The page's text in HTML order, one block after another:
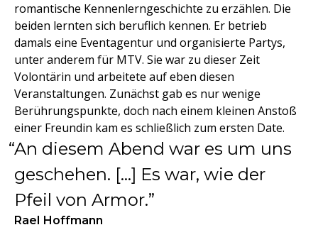
romantische Kennenlerngeschichte zu erzählen. Die
beiden lernten sich beruflich kennen. Er betrieb
damals eine Eventagentur und organisierte Partys,
unter anderem für MTV. Sie war zu dieser Zeit
Volontärin und arbeitete auf eben diesen
Veranstaltungen. Zunächst gab es nur wenige
Berührungspunkte, doch nach einem kleinen Anstoß
einer Freundin kam es schließlich zum ersten Date.
An diesem Abend war es um uns
geschehen. [...] Es war, wie der
Pfeil von Armor.
Rael Hoffmann